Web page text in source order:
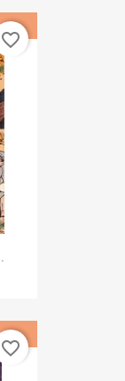
favorite_border
favorite_border